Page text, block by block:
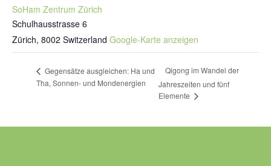
SoHam Zentrum Zürich
Schulhausstrasse 6
Zürich, 8002 Switzerland Google-Karte anzeigen
Gegensätze ausgleichen: Ha und
Tha, Sonnen- und Mondenergien
Qigong im Wandel der
Jahreszeiten und fünf
Elemente